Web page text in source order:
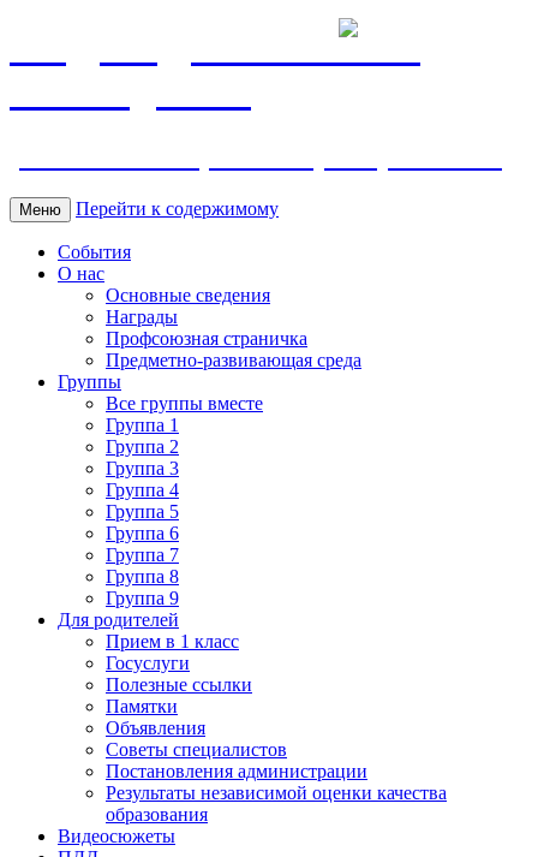
МБДОУ ДС "Калинка"
Меню Перейти к содержимому
События
О нас
Основные сведения
Награды
Профсоюзная страничка
Предметно-развивающая среда
Группы
Все группы вместе
Группа 1
Группа 2
Группа 3
Группа 4
Группа 5
Группа 6
Группа 7
Группа 8
Группа 9
Для родителей
Прием в 1 класс
Госуслуги
Полезные ссылки
Памятки
Объявления
Советы специалистов
Постановления администрации
Результаты независимой оценки качества
образования
Видеосюжеты